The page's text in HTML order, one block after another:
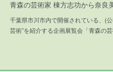
青森の芸術家 棟方志功から奈良
千葉県市川市内で開催されている、(
芸術”を紹介する企画展覧会「青森の